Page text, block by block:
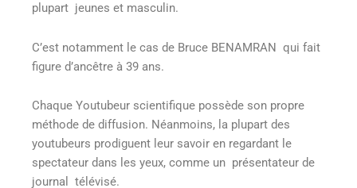
plupart jeunes et masculin.
C’est notamment le cas de Bruce BENAMRAN qui fait
figure d’ancêtre à 39 ans.
Chaque Youtubeur scientifique possède son propre
méthode de diffusion. Néanmoins, la plupart des
youtubeurs prodiguent leur savoir en regardant le
spectateur dans les yeux, comme un présentateur de
journal télévisé.